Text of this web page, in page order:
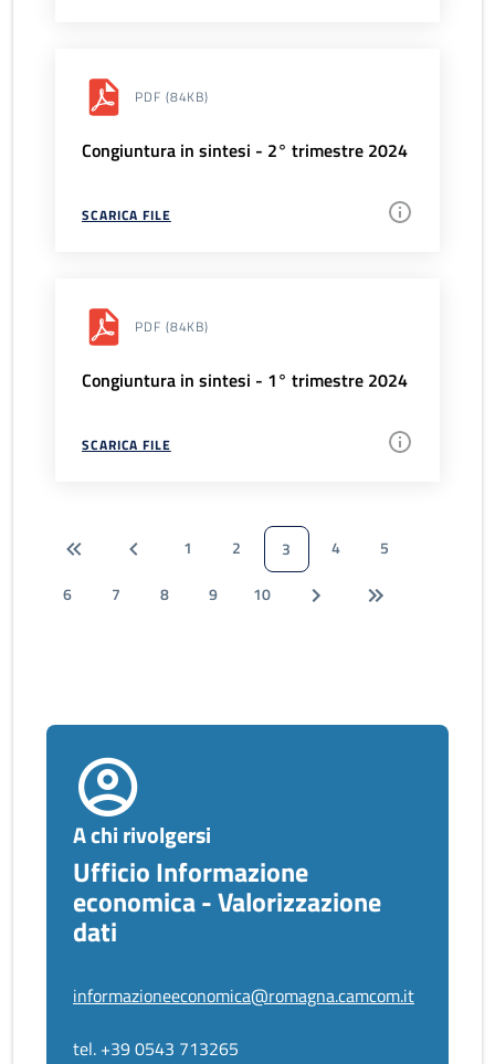
PDF (84KB)
Congiuntura in sintesi - 2° trimestre 2024
SCARICA FILE
PDF (84KB)
Congiuntura in sintesi - 1° trimestre 2024
SCARICA FILE
1 2 3 4
5
6
7 8 9 10
A chi rivolgersi
Ufficio Informazione
economica - Valorizzazione
dati
informazioneeconomica@romagna.camcom.it
tel. +39 0543 713265